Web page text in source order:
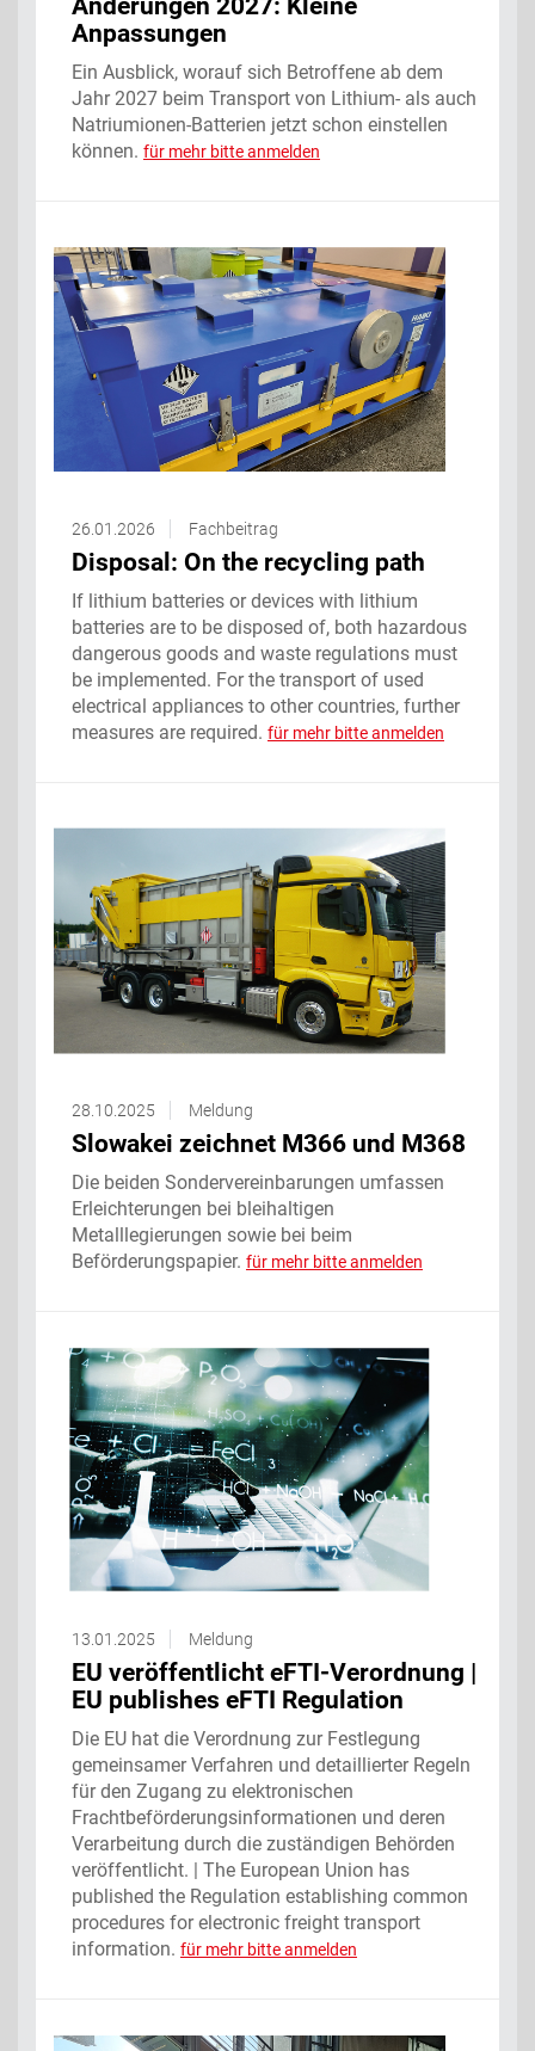
Änderungen 2027: Kleine
Anpassungen
Ein Ausblick, worauf sich Betroffene ab dem
Jahr 2027 beim Transport von Lithium- als auch
Natriumionen-Batterien jetzt schon einstellen
können. für mehr bitte anmelden
26.01.2026 Fachbeitrag
Disposal: On the recycling path ‌ ‌
If lithium batteries or devices with lithium
batteries are to be disposed of, both hazardous
dangerous goods and waste regulations must
be implemented. For the transport of used
electrical appliances to other countries, further
measures are required. für mehr bitte anmelden
28.10.2025 Meldung
Slowakei zeichnet M366 und M368
Die beiden Sondervereinbarungen umfassen
Erleichterungen bei bleihaltigen
Metalllegierungen sowie bei beim
Beförderungspapier. für mehr bitte anmelden
13.01.2025 Meldung
EU veröffentlicht eFTI-Verordnung |
EU publishes eFTI Regulation
Die EU hat die Verordnung zur Festlegung
gemeinsamer Verfahren und detaillierter Regeln
für den Zugang zu elektronischen
Frachtbeförderungsinformationen und deren
Verarbeitung durch die zuständigen Behörden
veröffentlicht. | The European Union has
published the Regulation establishing common
procedures for electronic freight transport
information. für mehr bitte anmelden